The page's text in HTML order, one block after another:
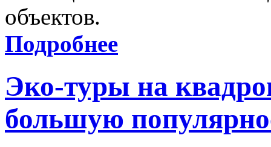
объектов.
Подробнее
Эко-туры на
большую